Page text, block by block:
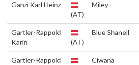
Ganzi Karl Heinz
(AT)
Miley
Gartler-Rappold
Karin
(AT)
Blue Shanell
Gartler-Rappold
Ciwana